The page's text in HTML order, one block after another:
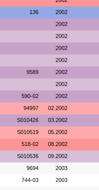
136 2002
2002
2002
2002
2002
9589 2002
2002
590-02 2002
94997 02.2002
S010426 03.2002
S010519 05.2002
518-02 08.2002
S010536 09.2002
9694 2003
744-03 2003